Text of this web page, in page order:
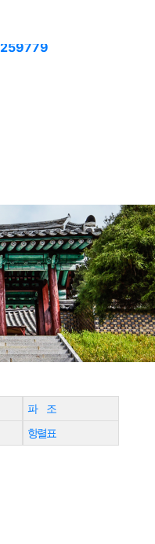
259779
파 조
항렬표